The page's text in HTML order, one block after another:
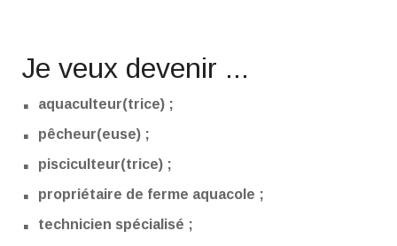
Je veux devenir ...
.
aquaculteur(trice) ;
. pêcheur(euse) ;
. pisciculteur(trice) ;
. propriétaire de ferme aquacole ;
. technicien spécialisé ;